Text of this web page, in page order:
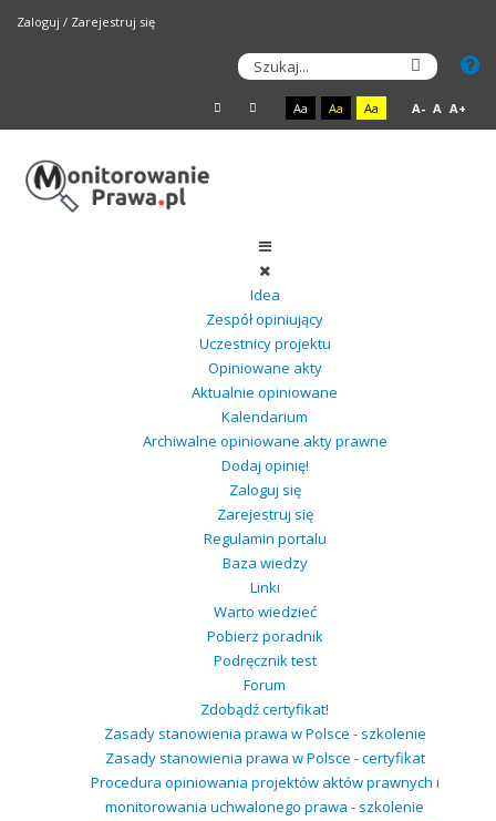
Zaloguj / Zarejestruj się
Aa Aa Aa A- A A+
Idea
Zespół opiniujący
Uczestnicy projektu
Opiniowane akty
Aktualnie opiniowane
Kalendarium
Archiwalne opiniowane akty prawne
Dodaj opinię!
Zaloguj się
Zarejestruj się
Regulamin portalu
Baza wiedzy
Linki
Warto wiedzieć
Pobierz poradnik
Podręcznik test
Forum
Zdobądź certyfikat!
Zasady stanowienia prawa w Polsce - szkolenie
Zasady stanowienia prawa w Polsce - certyfikat
Procedura opiniowania projektów aktów prawnych i
monitorowania uchwalonego prawa - szkolenie